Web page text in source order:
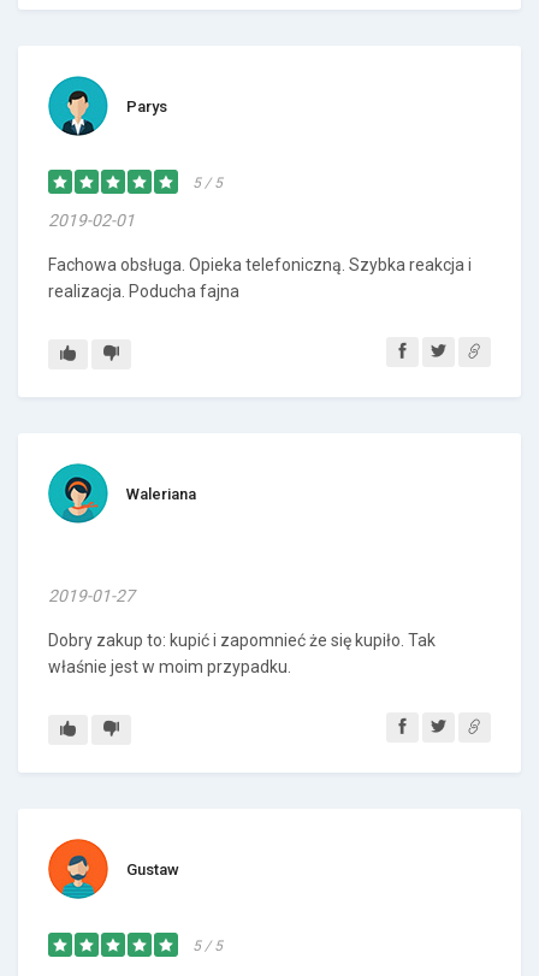
Parys
5 / 5
2019-02-01
Fachowa obsługa. Opieka telefoniczną. Szybka reakcja i
realizacja. Poducha fajna
Waleriana
2019-01-27
Dobry zakup to: kupić i zapomnieć że się kupiło. Tak
właśnie jest w moim przypadku.
Gustaw
5 / 5